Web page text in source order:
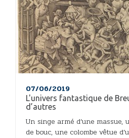
07/06/2019
L'univers fantastique de
d’autres
Un singe armé d’une massue,
de bouc, une colombe vêtue